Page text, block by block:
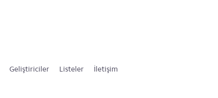
Geliştiriciler Listeler
İletişim